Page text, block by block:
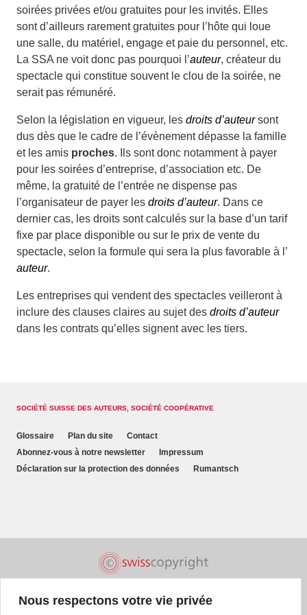
Nous respectons votre vie privée
soirées privées et/ou gratuites pour les invités. Elles
sont d’ailleurs rarement gratuites pour l’hôte qui loue
une salle, du matériel, engage et paie du personnel, etc.
La SSA ne voit donc pas pourquoi l’auteur, créateur du
spectacle qui constitue souvent le clou de la soirée, ne
serait pas rémunéré.
Selon la législation en vigueur, les droits d’auteursont
dus dès que le cadre de l’évènement dépasse la famille
et les amis proches. Ils sont donc notamment à payer
pour les soirées d’entreprise, d’association etc. De
même, la gratuité de l’entrée ne dispense pas
l’organisateur de payer les droits d’auteur. Dans ce
dernier cas, les droits sont calculés sur la base d’un tarif
fixe par place disponible ou sur le prix de vente du
spectacle, selon la formule qui sera la plus favorable à l’
auteur.
Les entreprises qui vendent des spectacles veilleront à
inclure des clauses claires au sujet des droits d’auteur
dans les contrats qu’elles signent avec les tiers.
SOCIÉTÉ SUISSE DES AUTEURS, SOCIÉTÉ COOPÉRATIVE
Glossaire Plan du site
Contact
Abonnez-vous à notre newsletter
Impressum
Déclaration sur la protection des données
Rumantsch